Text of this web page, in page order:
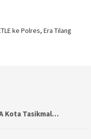
ke Polres, Era Tilang
Kota Tasikmal…